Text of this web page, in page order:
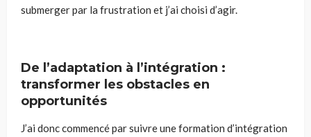
submerger par la frustration et j’ai choisi d’agir.
De l’adaptation à l’intégration :
transformer les obstacles en
opportunités
J’ai donc commencé par suivre une formation d’intégration